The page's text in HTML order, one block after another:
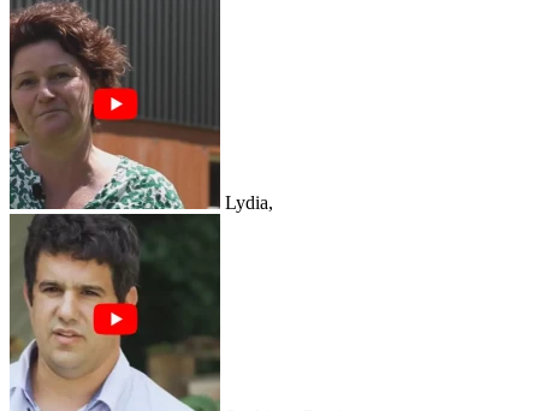
Lydia,